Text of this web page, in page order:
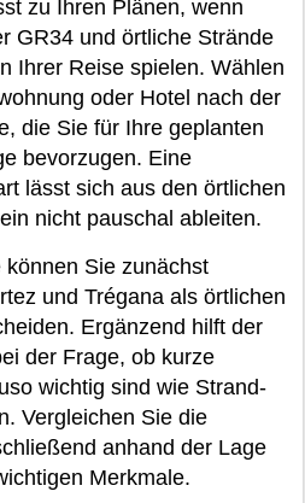
zu Ihren Plänen, wenn
GR34 und örtliche Strände
Ihrer Reise spielen. Wählen
oder Hotel nach der
die Sie für Ihre geplanten
bevorzugen. Eine
lässt sich aus den örtlichen
nicht pauschal ableiten.
Sie zunächst
und Trégana als örtlichen
Ergänzend hilft der
der Frage, ob kurze
wichtig sind wie Strand-
Vergleichen Sie die
anhand der Lage
Merkmale.